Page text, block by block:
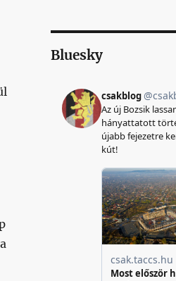
Bluesky